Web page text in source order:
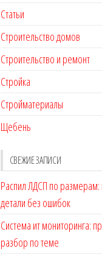
Статьи
Строительство домов
Строительство и ремонт
Стройка
Стройматериалы
Щебень
СВЕЖИЕ ЗАПИСИ
Распил ЛДСП по размерам:
детали без ошибок
Система ит мониторинга:
разбор по теме